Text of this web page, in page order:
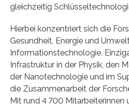
gleichzeitig
Hierbei konzentriert sich die
Gesundheit, Energie und
Informationstechnologie.
Infrastruktur in der Physik, den
der Nanotechnologie und im
die Zusammenarbeit der
Mit rund 4 700 Mitarbeiterinnen